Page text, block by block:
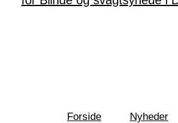
Forside Nyheder